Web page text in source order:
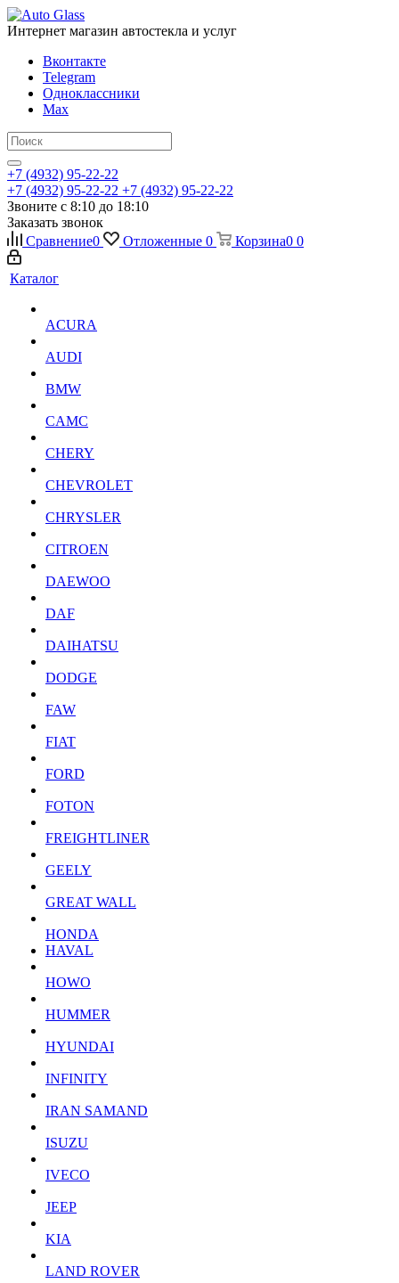
Интернет магазин автостекла и услуг
Вконтакте
Telegram
Одноклассники
Max
+7 (4932) 95-22-22
+7 (4932) 95-22-22 +7 (4932) 95-22-22
Звоните с 8:10 до 18:10
Заказать звонок
Сравнение0 Отложенные 0 Корзина0 0
Каталог
ACURA
AUDI
BMW
CAMC
CHERY
CHEVROLET
CHRYSLER
CITROEN
DAEWOO
DAF
DAIHATSU
DODGE
FAW
FIAT
FORD
FOTON
FREIGHTLINER
GEELY
GREAT WALL
HONDA
HAVAL
HOWO
HUMMER
HYUNDAI
INFINITY
IRAN SAMAND
ISUZU
IVECO
JEEP
KIA
LAND ROVER